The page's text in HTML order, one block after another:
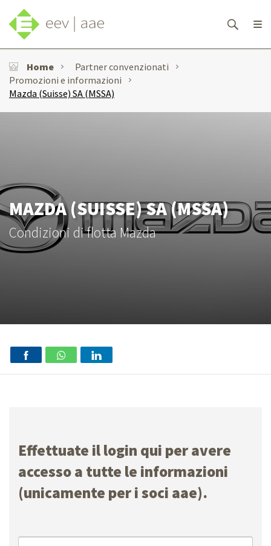
Home
Partner convenzionati
Promozioni e informazioni
Mazda (Suisse) SA (MSSA)
MAZDA (SUISSE) SA (MSSA)
Condizioni di flotta Mazda
Effettuate il login qui per avere
accesso a tutte le informazioni
(unicamente per i soci aae).